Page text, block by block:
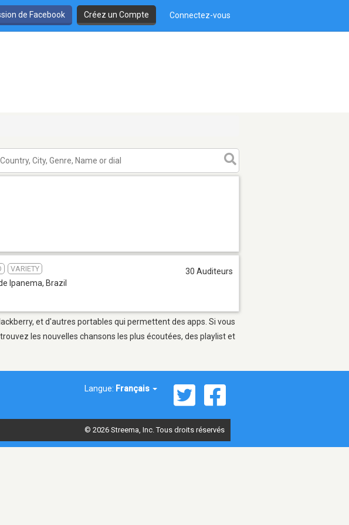
de Facebook Créez un Compte Connectez-vous
VARIETY
Ipanema, Brazil
30 Auditeurs
et d'autres portables qui permettent des apps. Si vous
les nouvelles chansons les plus écoutées, des playlist et
Langue: Français
© 2026 Streema, Inc. Tous droits réservés